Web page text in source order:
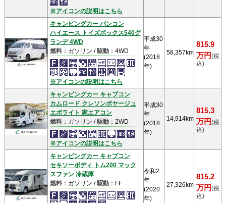
※アイコンの説明はこちら
キャンピングカー バンコン
ハイエース トイズボックス540グ
ランデ 4WD
燃料：ガソリン /駆動：4WD
※アイコンの説明はこちら
平成30
年
(2018
年)
58,357km
815.9
万円(税
込)
キャンピングカー キャブコン
カムロード クレソンボヤージュ
エボライト 家エアコン
燃料：ガソリン /駆動：2WD
※アイコンの説明はこちら
平成30
年
(2018
年)
14,914km
815.3
万円(税
込)
キャンピングカー キャブコン
セキソーボディ トム200 マック
スファン 冷蔵庫
燃料：ガソリン /駆動：FF
令和2
年
(2020
年)
27,326km
815.2
万円(税
込)